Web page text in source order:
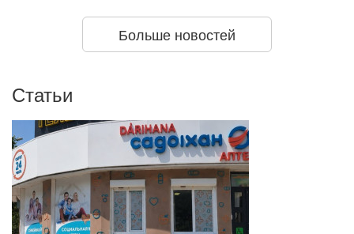
Больше новостей
Статьи